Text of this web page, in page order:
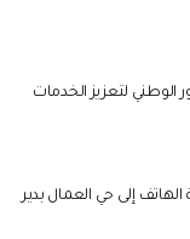
لتعزيز الخدمات
خدمة الهاتف إلى حي العمال بدير